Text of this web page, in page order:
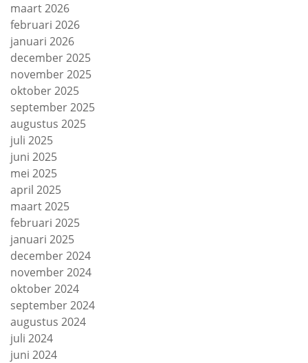
maart 2026
februari 2026
januari 2026
december 2025
november 2025
oktober 2025
september 2025
augustus 2025
juli 2025
juni 2025
mei 2025
april 2025
maart 2025
februari 2025
januari 2025
december 2024
november 2024
oktober 2024
september 2024
augustus 2024
juli 2024
juni 2024